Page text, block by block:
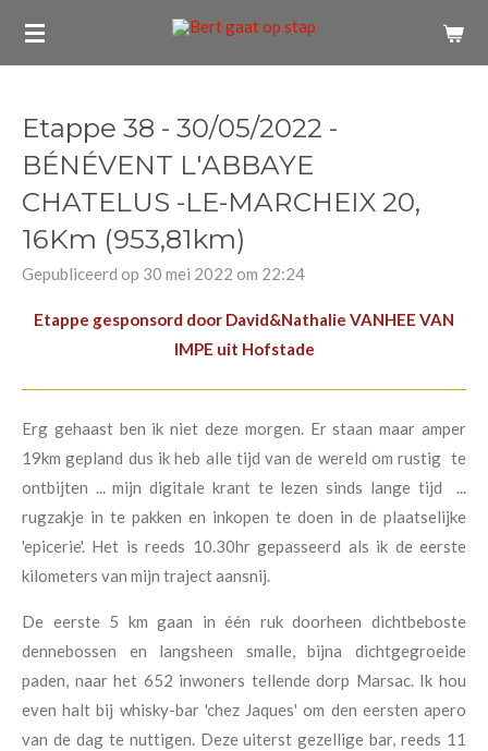
Ga
hoofdinhoud
Etappe 38 - 30/05/2022 -
BÉNÉVENT L'ABBAYE
CHATELUS -LE-MARCHEIX 20,
16Km (953,81km)
Gepubliceerd op 30 mei 2022 om 22:24
Etappe gesponsord door David&Nathalie VANHEE VAN
IMPE uit Hofstade
Erg gehaast ben ik niet deze morgen. Er staan maar amper
19km gepland dus ik heb alle tijd van de wereld om rustig te
ontbijten ... mijn digitale krant te lezen sinds lange tijd ...
rugzakje in te pakken en inkopen te doen in de plaatselijke
'epicerie'. Het is reeds 10.30hr gepasseerd als ik de eerste
kilometers van mijn traject aansnij.
De eerste 5 km gaan in één ruk doorheen dichtbeboste
dennebossen en langsheen smalle, bijna dichtgegroeide
paden, naar het 652 inwoners tellende dorp Marsac. Ik hou
even halt bij whisky-bar 'chez Jaques' om den eersten apero
van de dag te nuttigen. Deze uiterst gezellige bar, reeds 11